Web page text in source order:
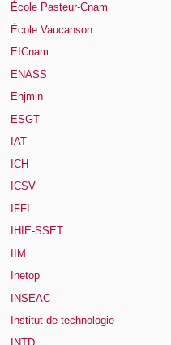
École Pasteur-Cnam
École Vaucanson
EICnam
ENASS
Enjmin
ESGT
IAT
ICH
ICSV
IFFI
IHIE-SSET
IIM
Inetop
INSEAC
Institut de technologie